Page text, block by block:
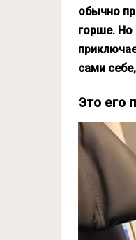
обычно
горше. Но
сами
Это его